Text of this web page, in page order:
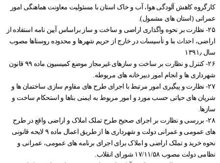
کارگروه کاهش آلودگی هوا، آب و خاک استان با مسئولیت معاونت هماهنگی امور
عمرانی (استان های مشمول).
۲۵- نظارت بر نحوه واگذاری اراضی و ساخت و ساز براساس آیین نامه استفاده از
اراضی، احداث بنا و تأسیسات در خارج از حریم شهرها و محدوده روستاها مصوب
سال ۱۳۹۱٫
۲۶- کنترل و نظارت بر ساخت و سازهای غیرمجاز موضع کمیسیون ماده ۹۹ قانون
شهرداری ها و انجام امور دبیرخانه های مربوطه.
۲۷- نظارت و پیگیری امور مرتبط با اجرای طرح های مقاوم سازی ساختمان ها و
شریان های حیاتی حسب مورد و امور مربوط به ایمنی بناها و استحکام ساخت و
سازها.
۲۸- بررسی و نظارت بر اجرای صحیح طرح تملک املاک و اراضی واقع در طرح
های عمومی و عمرانی دولت و شهرداری ها از طریق اعمال ماده ۹ لایحه قانونی
نحوه خرید و تملک اراضی و املاک برای اجرای برنامه های عمومی، عمرانی و
نظامی دولت مصوب ۱۷/۱۱/۵۸ شورای انقلاب.